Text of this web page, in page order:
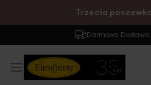
Trzecia
Zwrotdo